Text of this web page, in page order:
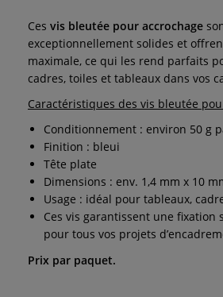
Ces vis bleutée pour accrochage
exceptionnellement solides et
maximale, ce qui les rend parfaits
cadres, toiles et tableaux dans vos
Caractéristiques des vis bleutée
Conditionnement : environ 50 g
Finition : bleui
Tête plate
Dimensions : env. 1,4 mm x 10
Usage : idéal pour tableaux,
Ces vis garantissent une fixation
pour tous vos projets
Prix par paquet.